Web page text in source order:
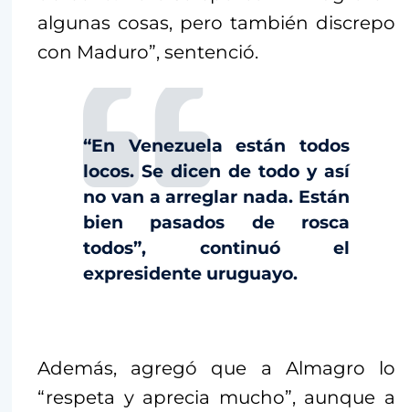
algunas cosas, pero también discrepo
con Maduro”, sentenció.
“En Venezuela están todos
locos. Se dicen de todo y así
no van a arreglar nada. Están
bien pasados de rosca
todos”, continuó el
expresidente uruguayo.
Además, agregó que a Almagro lo
“respeta y aprecia mucho”, aunque a